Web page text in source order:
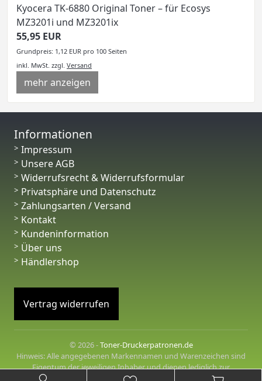
Kyocera TK-6880 Original Toner – für Ecosys
MZ3201i und MZ3201ix
55,95 EUR
Grundpreis: 1,12 EUR pro 100 Seiten
inkl. MwSt. zzgl. Versand
mehr anzeigen
Informationen
Impressum
Unsere AGB
Widerrufsrecht & Widerrufsformular
Privatsphäre und Datenschutz
Zahlungsarten / Versand
Kontakt
Kundeninformation
Über uns
Händlershop
Vertrag widerrufen
© 2026 -Toner-Druckerpatronen.de
Hinweis: Alle angegebenen Markennamen und Warenzeichen sind
Eigentum der jeweiligen Inhaber und dienen lediglich zur
Beschreibung der angebotenen Produkte.